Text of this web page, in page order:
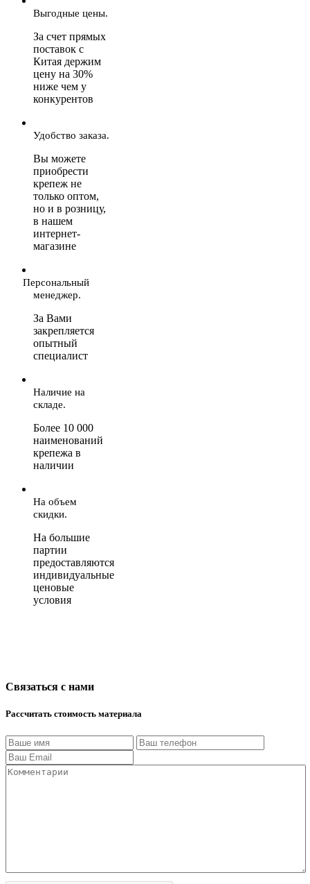
Выгодные цены.
За счет прямых
поставок с
Китая держим
цену на 30%
ниже чем у
конкурентов
Удобство заказа.
Вы можете
приобрести
крепеж не
только оптом,
но и в розницу,
в нашем
интернет-
магазине
Персональный
менеджер.
За Вами
закрепляется
опытный
специалист
Наличие на
складе.
Более 10 000
наименований
крепежа в
наличии
На объем
скидки.
На большие
партии
предоставляются
индивидуальные
ценовые
условия
Связаться с нами
Рассчитать стоимость материала